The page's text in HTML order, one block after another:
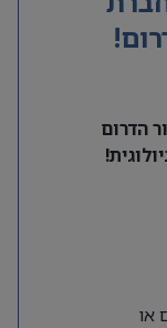
הדרום
או